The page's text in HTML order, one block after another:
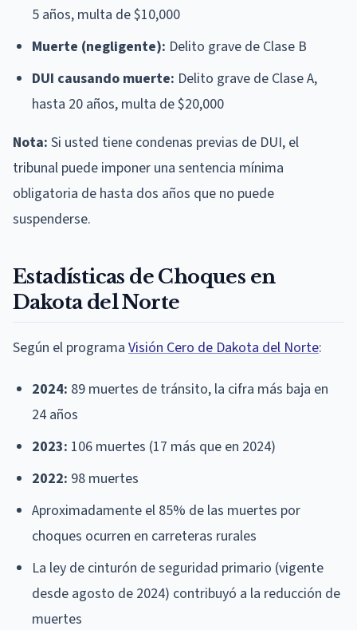
5 años, multa de $10,000
Muerte (negligente): Delito grave de Clase B
DUI causando muerte: Delito grave de Clase A,
hasta 20 años, multa de $20,000
Nota: Si usted tiene condenas previas de DUI, el
tribunal puede imponer una sentencia mínima
obligatoria de hasta dos años que no puede
suspenderse.
Estadísticas de Choques en
Dakota del Norte
Según el programa Visión Cero de Dakota del Norte:
2024: 89 muertes de tránsito, la cifra más baja en
24 años
2023: 106 muertes (17 más que en 2024)
2022: 98 muertes
Aproximadamente el 85% de las muertes por
choques ocurren en carreteras rurales
La ley de cinturón de seguridad primario (vigente
desde agosto de 2024) contribuyó a la reducción de
muertes